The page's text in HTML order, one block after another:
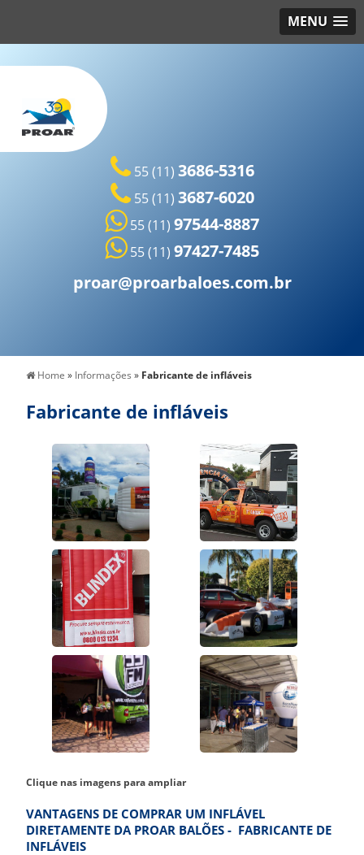
MENU
55 (11) 3686-5316
55 (11) 3687-6020
55 (11) 97544-8887
55 (11) 97427-7485
proar@proarbaloes.com.br
Home » Informações» Fabricante de infláveis
Fabricante de infláveis
Clique nas imagens para ampliar
VANTAGENS DE COMPRAR UM INFLÁVEL
DIRETAMENTE DA PROAR BALÕES - FABRICANTE DE
INFLÁVEIS